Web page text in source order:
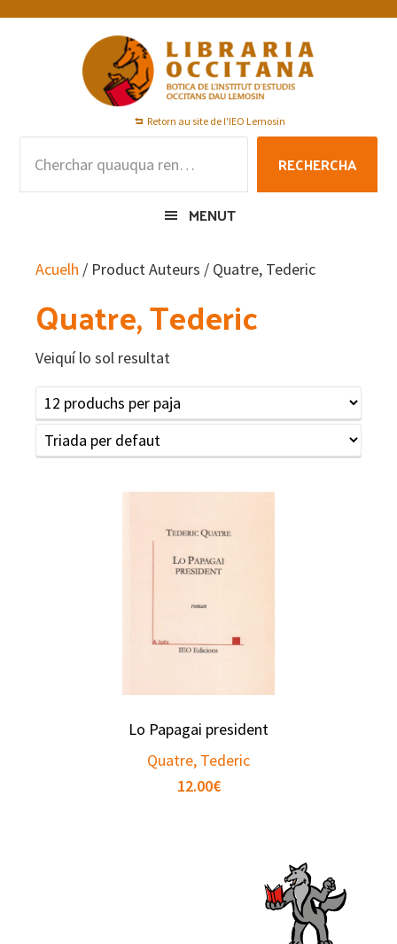
Skip
Skip
Skip
Retorn au site de l'IEO Lemosin
RECHERCHA
MENUT
Acuelh / Product Auteurs / Quatre, Tederic
Quatre, Tederic
Veiquí lo sol resultat
Lo Papagai president
Quatre, Tederic
12.00€